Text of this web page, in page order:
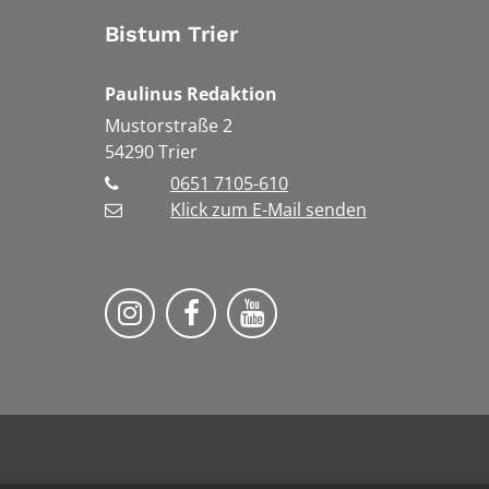
Bistum Trier
Paulinus Redaktion
Mustorstraße 2
54290Trier
0651 7105-610
Klick zum E-Mail senden
Bistum Trier auf Instragram
Bistum Trier auf Facebook
Bistum Trier auf